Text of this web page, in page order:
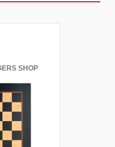
SHOP